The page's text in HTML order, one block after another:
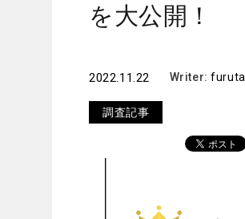
を大公開！
2022.11.22 Writer:furuta
調査記事